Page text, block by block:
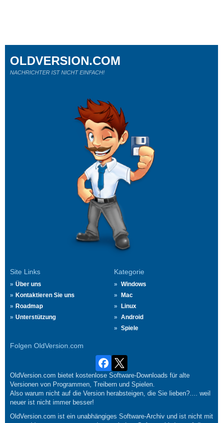
Site Links
Über uns
Kontaktieren Sie uns
Roadmap
Unterstützung
Kategorie
Windows
Mac
Linux
Android
Spiele
Folgen OldVersion.com
OLDVERSION.COM
NACHRICHTER IST NICHT EINFACH!
OldVersion.com bietet kostenlose Software-Downloads für alte
Versionen von Programmen, Treibern und Spielen.
Also warum nicht auf die Version herabsteigen, die Sie lieben?.... weil
neuer ist nicht immer besser!
OldVersion.com ist ein unabhängiges Software-Archiv und ist nicht mit